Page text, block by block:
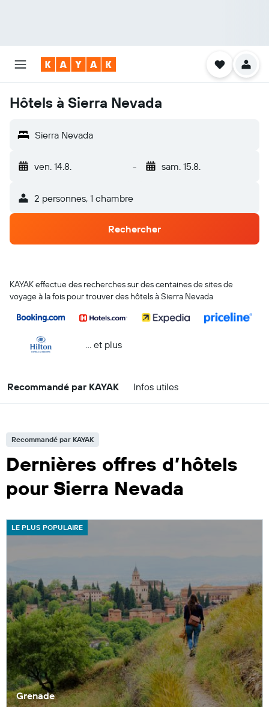
Hôtels à Sierra Nevada
Sierra Nevada
ven. 14.8. - sam. 15.8.
2 personnes, 1 chambre
Rechercher
KAYAK effectue des recherches sur des centaines de sites de
voyage à la fois pour trouver des hôtels à Sierra Nevada
… et plus
Recommandé par KAYAK Infos utiles
Recommandé par KAYAK
Dernières offres d’hôtels
pour Sierra Nevada
LE PLUS POPULAIRE
Grenade